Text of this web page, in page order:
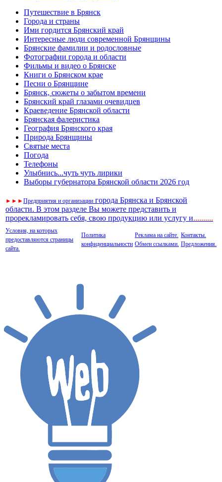
Путешествие в Брянск
Города и страны
Ими гордится Брянский край
Интересные люди современной Брянщины
Брянские фамилии и родословные
Фотографии города и области
Фильмы и видео о Брянске
Книги о Брянском крае
Песни о Брянщине
Брянск, сюжеты о забытом времени
Брянский край глазами очевидцев
Краеведение Брянской области
Брянская фалеристика
География Брянского края
Природа Брянщины
Святые места
Погода
Телефоны
Улыбнись...чуть чуть лирики
Выборы губернатора Брянской области 2026 год
► ► ►Предприятия и организации города Брянска и Брянской
области. В этом разделе Вы можете представить и
прорекламировать себя, свою продукцию или услугу и..........
Условия, на которых
предоставляются страницы
сайта.
Политика
конфиденциальности
Реклама на сайте.
Обмен ссылками.
Контакты.
Предложения.